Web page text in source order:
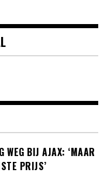
BIJ AJAX: ‘MAAR
PRIJS’